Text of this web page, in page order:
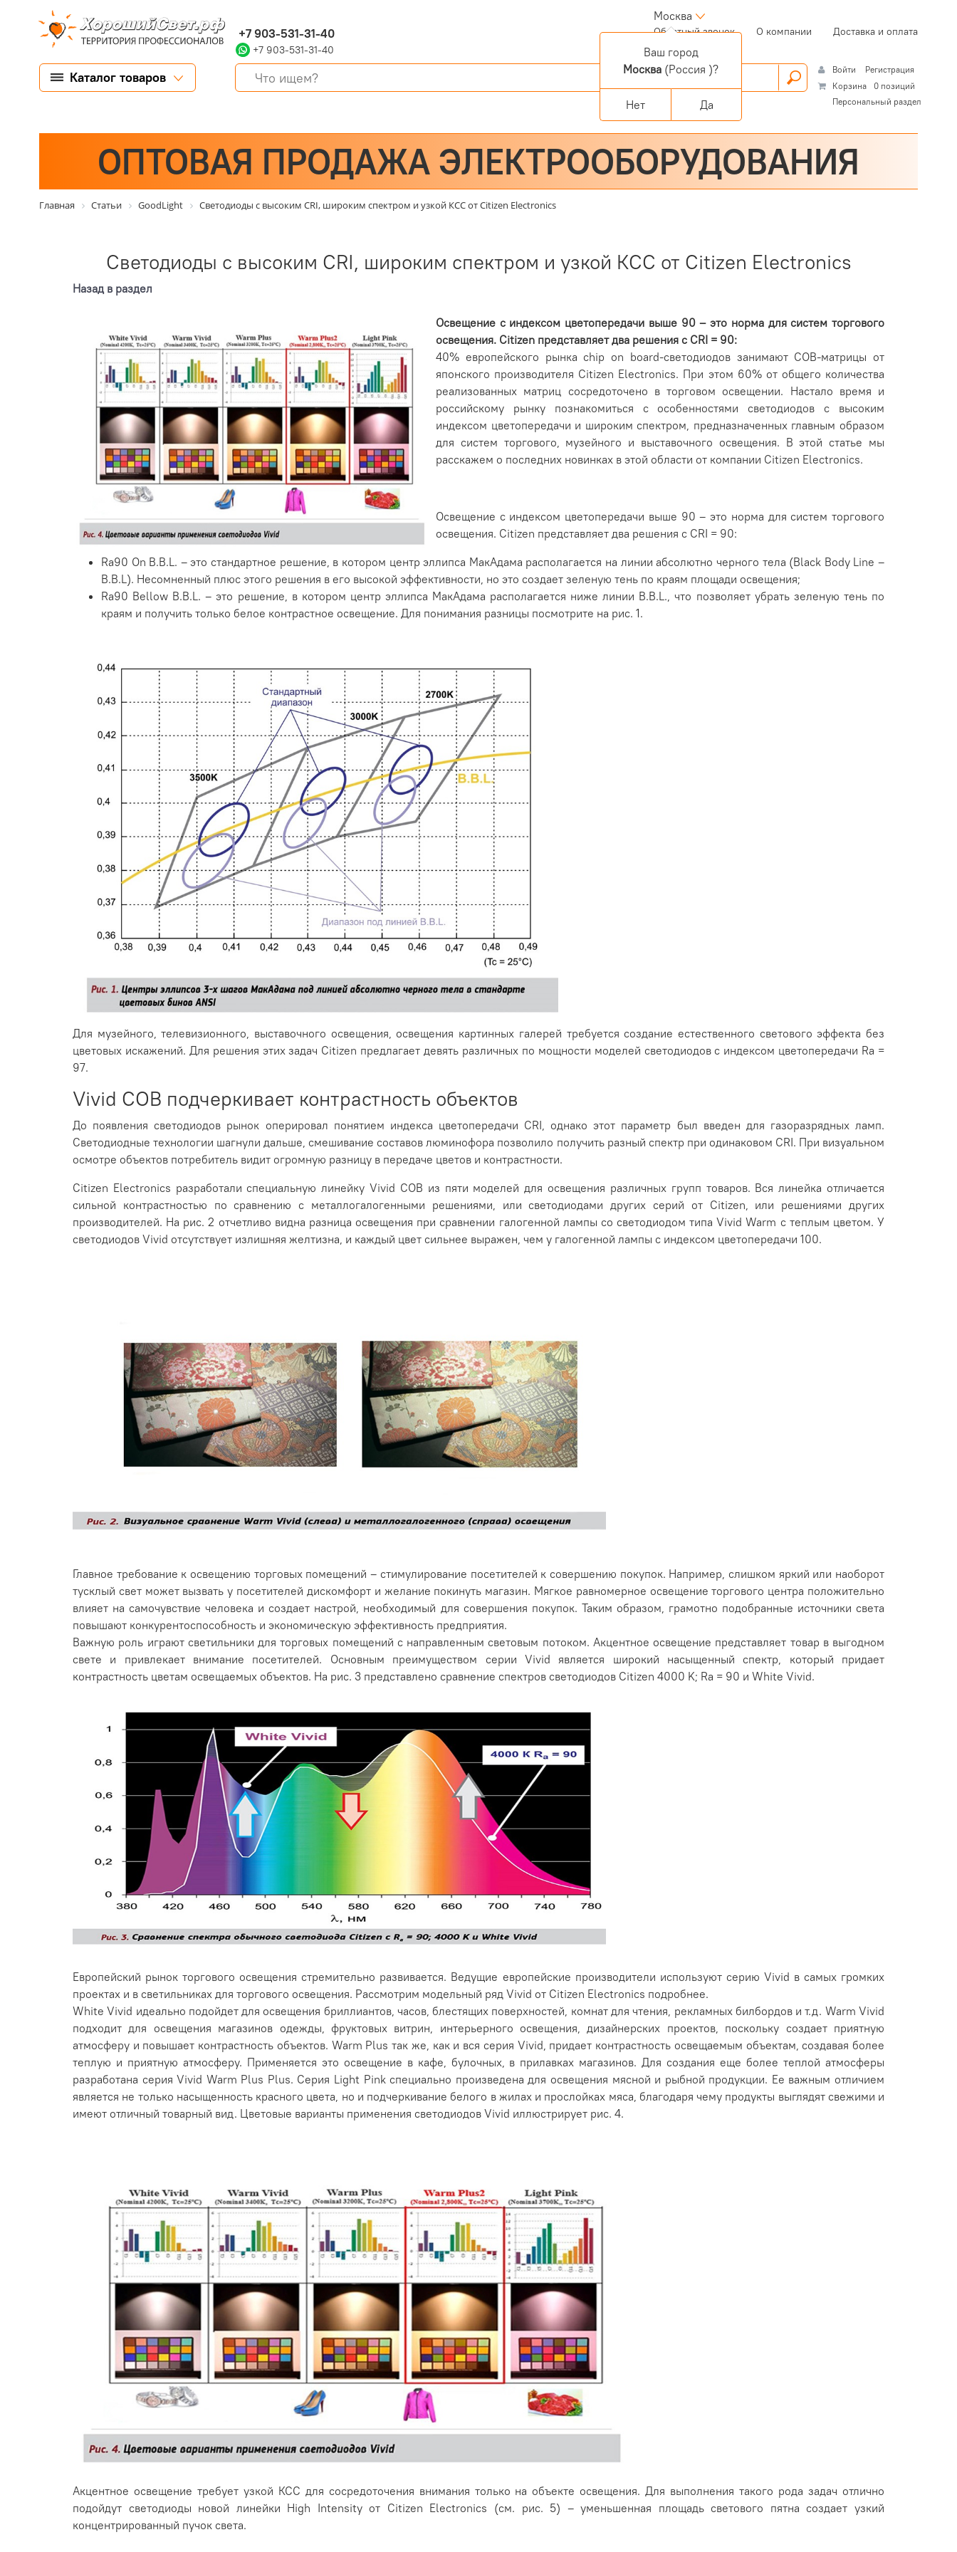
+7 903-531-31-40
+7 903-531-31-40
Москва
Обратный звонок(current)О компании Доставка и оплата
Каталог товаров Войти
Регистрация
Корзина
0 позиций
Персональный раздел
ОПТОВАЯ ПРОДАЖА ЭЛЕКТРООБОРУДОВАНИЯ
Главная Статьи GoodLight Светодиоды с высоким CRI, широким спектром и узкой КСС от Citizen Electronics
Светодиоды с высоким CRI, широким спектром и узкой КСС от Citizen Electronics
Назад в раздел
Освещение с индексом цветопередачи выше 90 – это норма для систем торгового
освещения. Citizen представляет два решения с CRI = 90:
40% европейского рынка chip on board-светодиодов занимают СОВ-матрицы от
японского производителя Citizen Electronics. При этом 60% от общего количества
реализованных матриц сосредоточено в торговом освещении. Настало время и
российскому рынку познакомиться с особенностями светодиодов с высоким
индексом цветопередачи и широким спектром, предназначенных главным образом
для систем торгового, музейного и выставочного освещения. В этой статье мы
расскажем о последних новинках в этой области от компании Citizen Electronics.
Освещение с индексом цветопередачи выше 90 – это норма для систем торгового
освещения. Citizen представляет два решения с CRI = 90:
Ra90 On B.B.L. – это стандартное решение, в котором центр эллипса МакАдама располагается на линии абсолютно черного тела (Black Body Line –
B.B.L). Несомненный плюс этого решения в его высокой эффективности, но это создает зеленую тень по краям площади освещения;
Ra90 Bellow B.B.L. – это решение, в котором центр эллипса МакАдама располагается ниже линии B.B.L., что позволяет убрать зеленую тень по
краям и получить только белое контрастное освещение. Для понимания разницы посмотрите на рис. 1.
Для музейного, телевизионного, выставочного освещения, освещения картинных галерей требуется создание естественного светового эффекта без
цветовых искажений. Для решения этих задач Citizen предлагает девять различных по мощности моделей светодиодов с индексом цветопередачи Ra =
97.
Vivid COB подчеркивает контрастность объектов
До появления светодиодов рынок оперировал понятием индекса цветопередачи CRI, однако этот параметр был введен для газоразрядных ламп.
Светодиодные технологии шагнули дальше, смешивание составов люминофора позволило получить разный спектр при одинаковом CRI. При визуальном
осмотре объектов потребитель видит огромную разницу в передаче цветов и контрастности.
Citizen Electronics разработали специальную линейку Vivid COB из пяти моделей для освещения различных групп товаров. Вся линейка отличается
сильной контрастностью по сравнению с металлогалогенными решениями, или светодиодами других серий от Citizen, или решениями других
производителей. На рис. 2 отчетливо видна разница освещения при сравнении галогенной лампы со светодиодом типа Vivid Warm с теплым цветом. У
светодиодов Vivid отсутствует излишняя желтизна, и каждый цвет сильнее выражен, чем у галогенной лампы с индексом цветопередачи 100.
Главное требование к освещению торговых помещений – стимулирование посетителей к совершению покупок. Например, слишком яркий или наоборот
тусклый свет может вызвать у посетителей дискомфорт и желание покинуть магазин. Мягкое равномерное освещение торгового центра положительно
влияет на самочувствие человека и создает настрой, необходимый для совершения покупок. Таким образом, грамотно подобранные источники света
повышают конкурентоспособность и экономическую эффективность предприятия.
Важную роль играют светильники для торговых помещений с направленным световым потоком. Акцентное освещение представляет товар в выгодном
свете и привлекает внимание посетителей. Основным преимуществом серии Vivid является широкий насыщенный спектр, который придает
контрастность цветам освещаемых объектов. На рис. 3 представлено сравнение спектров светодиодов Citizen 4000 K; Ra = 90 и White Vivid.
Европейский рынок торгового освещения стремительно развивается. Ведущие европейские производители используют серию Vivid в самых громких
проектах и в светильниках для торгового освещения. Рассмотрим модельный ряд Vivid от Citizen Electronics подробнее.
White Vivid идеально подойдет для освещения бриллиантов, часов, блестящих поверхностей, комнат для чтения, рекламных билбордов и т.д. Warm Vivid
подходит для освещения магазинов одежды, фруктовых витрин, интерьерного освещения, дизайнерских проектов, поскольку создает приятную
атмосферу и повышает контрастность объектов. Warm Plus так же, как и вся серия Vivid, придает контрастность освещаемым объектам, создавая более
теплую и приятную атмосферу. Применяется это освещение в кафе, булочных, в прилавках магазинов. Для создания еще более теплой атмосферы
разработана серия Vivid Warm Plus Plus. Серия Light Pink специально произведена для освещения мясной и рыбной продукции. Ее важным отличием
является не только насыщенность красного цвета, но и подчеркивание белого в жилах и прослойках мяса, благодаря чему продукты выглядят свежими и
имеют отличный товарный вид. Цветовые варианты применения светодиодов Vivid иллюстрирует рис. 4.
Акцентное освещение требует узкой КСС для сосредоточения внимания только на объекте освещения. Для выполнения такого рода задач отлично
подойдут светодиоды новой линейки High Intensity от Citizen Electronics (см. рис. 5) – уменьшенная площадь светового пятна создает узкий
концентрированный пучок света.
Ваш город
Москва (Россия )?
Нет Да